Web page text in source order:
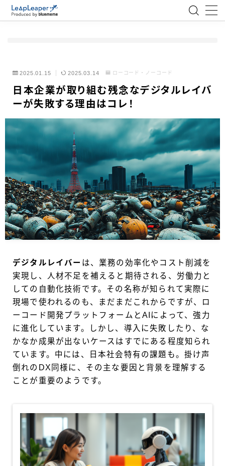
エンジニア
アジャイル
テクノロジー
BlueMeme
2025.01.15 2025.03.14 ローコード・ノーコード
日本企業が取り組む残念なデジタルレイバ
ーが失敗する理由はコレ！
デジタルレイバー は、業務の効率化やコスト削減を
実現し、人材不足を補えると期待される、労働力と
しての自動化技術です。その名称が知られて実際に
現場で使われるのも、まだまだこれからですが、ロ
ーコード開発プラットフォームとAIによって、強力
に進化しています。しかし、導入に失敗したり、な
かなか成果が出ないケースはすでにある程度知られ
ています。中には、日本社会特有の課題も。掛け声
倒れのDX同様に、その主な要因と背景を理解する
ことが重要のようです。